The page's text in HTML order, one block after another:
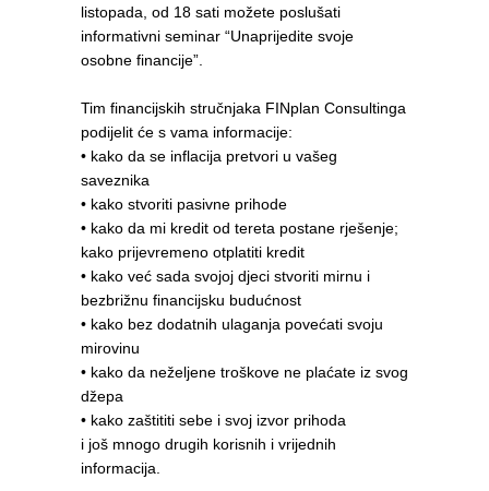
listopada, od 18 sati možete poslušati
informativni seminar “Unaprijedite svoje
osobne financije”.
Tim financijskih stručnjaka FINplan Consultinga
podijelit će s vama informacije:
• kako da se inflacija pretvori u vašeg
saveznika
• kako stvoriti pasivne prihode
• kako da mi kredit od tereta postane rješenje;
kako prijevremeno otplatiti kredit
• kako već sada svojoj djeci stvoriti mirnu i
bezbrižnu financijsku budućnost
• kako bez dodatnih ulaganja povećati svoju
mirovinu
• kako da neželjene troškove ne plaćate iz svog
džepa
• kako zaštititi sebe i svoj izvor prihoda
i još mnogo drugih korisnih i vrijednih
informacija.